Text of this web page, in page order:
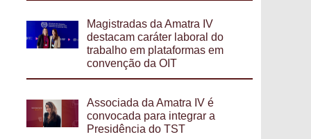
Magistradas da Amatra IV
destacam caráter laboral do
trabalho em plataformas em
convenção da OIT
Associada da Amatra IV é
convocada para integrar a
Presidência do TST